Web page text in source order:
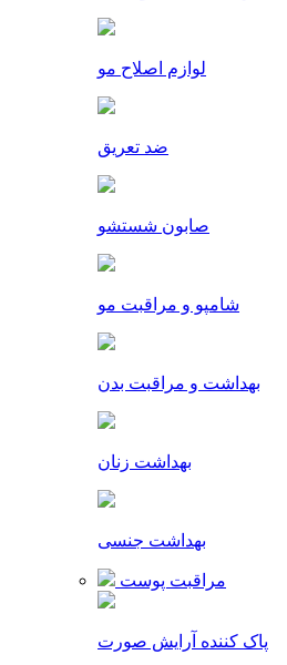
لوازم اصلاح مو
ضد تعریق
صابون شستشو
شامپو و مراقبت مو
بهداشت و مراقبت بدن
بهداشت زنان
بهداشت جنسی
مراقبت پوست
پاک کننده آرایش صورت